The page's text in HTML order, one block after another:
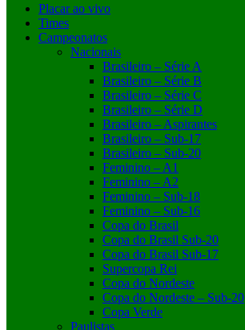
Placar ao vivo
Times
Campeonatos
Nacionais
Brasileiro – Série A
Brasileiro – Série B
Brasileiro – Série C
Brasileiro – Série D
Brasileiro – Aspirantes
Brasileiro – Sub-17
Brasileiro – Sub-20
Feminino – A1
Feminino – A2
Feminino – Sub-18
Feminino – Sub-16
Copa do Brasil
Copa do Brasil Sub-20
Copa do Brasil Sub-17
Supercopa Rei
Copa do Nordeste
Copa do Nordeste – Sub-20
Copa Verde
Paulistas